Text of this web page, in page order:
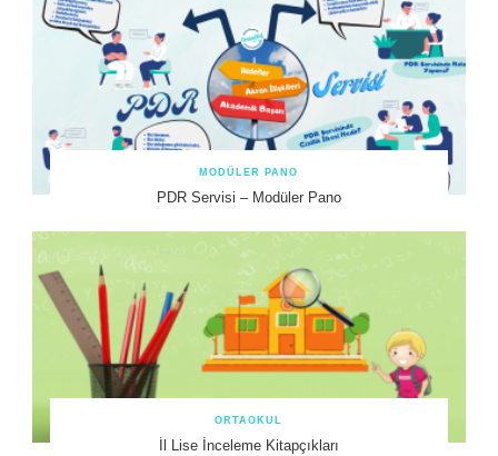
MODÜLER PANO
PDR Servisi – Modüler Pano
ORTAOKUL
İl Lise İnceleme Kitapçıkları